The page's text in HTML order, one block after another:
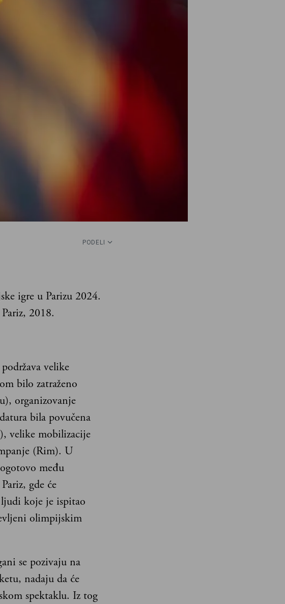
PODELI
igre u Parizu 2024.
2018.
velike
bilo zatraženo
organizovanje
bila povučena
velike mobilizacije
(Rim). U
među
gde će
koje je ispitao
olimpijskim
se pozivaju na
nadaju da će
spektaklu. Iz tog